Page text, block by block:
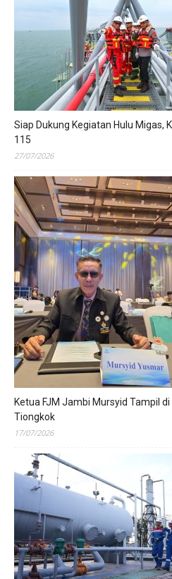
Siap Dukung Kegiatan Hulu Migas,
115
27/07/2026
Ketua FJM Jambi Mursyid Tampil
Tiongkok
17/07/2026